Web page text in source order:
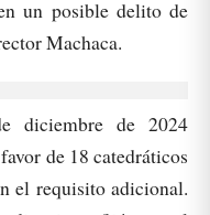
un posible delito de
Machaca.
diciembre de 2024
de 18 catedráticos
el requisito adicional.